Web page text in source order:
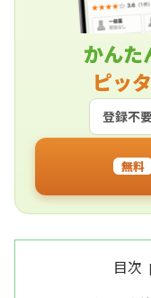
かんた
ピッ
登録不
無料
目次